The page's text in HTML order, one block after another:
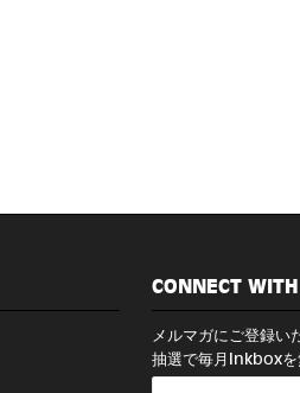
CONNECT
メルマガにご登録い
抽選で毎月Inkboxを